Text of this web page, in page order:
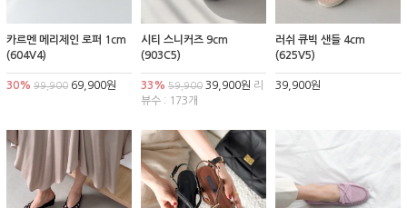
카르멘 메리제인 로퍼 1cm
(604V4)
30% 99,900 69,900원
시티 스니커즈 9cm
(903C5)
33% 59,90039,900원 리
뷰수 : 173개
러쉬 큐빅 샌들 4cm
(625V5)
39,900원